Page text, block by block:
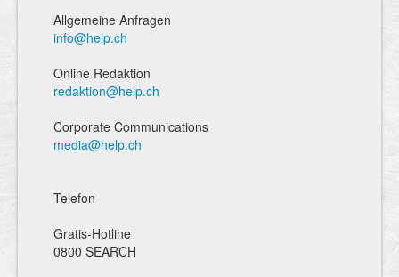
Allgemeine Anfragen
info@help.ch
Online Redaktion
redaktion@help.ch
Corporate Communications
media@help.ch
Telefon
Gratis-Hotline
0800 SEARCH